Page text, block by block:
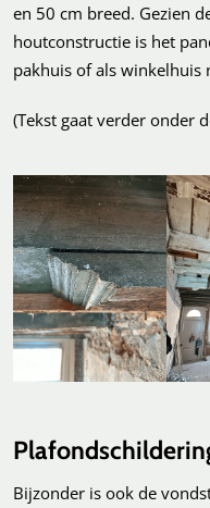
en 50 cm breed. Gezien
houtconstructie is het
pakhuis of als winkelhuis
(Tekst gaat verder onder
Bijzonder is ook de